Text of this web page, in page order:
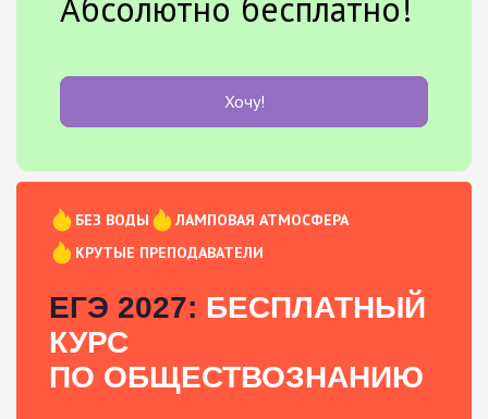
Хочу!
БЕЗ ВОДЫ
ЛАМПОВАЯ АТМОСФЕРА
КРУТЫЕ ПРЕПОДАВАТЕЛИ
ЕГЭ 2027: БЕСПЛАТНЫЙ
КУРС
ПО ОБЩЕСТВОЗНАНИЮ